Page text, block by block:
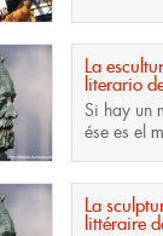
La
literario
Si hay un
ése es el
La
littéraire